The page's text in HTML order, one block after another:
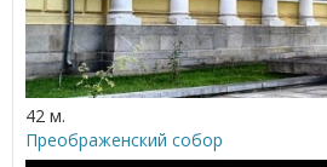
42 м.
Преображенский собор